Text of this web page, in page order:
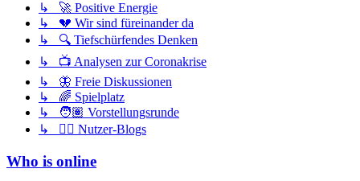
↳ 🚀 Positive Energie
↳ 💔 Wir sind füreinander da
↳ 🔍 Tiefschürfendes Denken
↳ 📺 Analysen zur Coronakrise
↳ 🦋 Freie Diskussionen
↳ 🌈 Spielplatz
↳ 🧑🏽 Vorstellungsrunde
↳ ✍🏽 Nutzer-Blogs
Who is online